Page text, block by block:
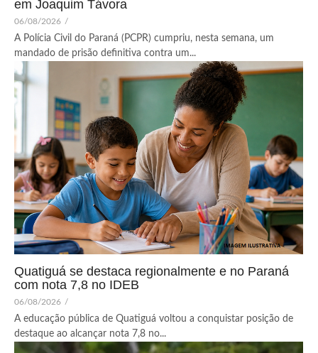
em Joaquim Távora
06/08/2026 /
A Polícia Civil do Paraná (PCPR) cumpriu, nesta semana, um
mandado de prisão definitiva contra um...
Quatiguá se destaca regionalmente e no Paraná
com nota 7,8 no IDEB
06/08/2026 /
A educação pública de Quatiguá voltou a conquistar posição de
destaque ao alcançar nota 7,8 no...